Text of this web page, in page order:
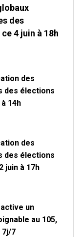
des
4 juin à 18h
des
des élections
14h
des
des élections
juin à 17h
un
au 105,
7j/7